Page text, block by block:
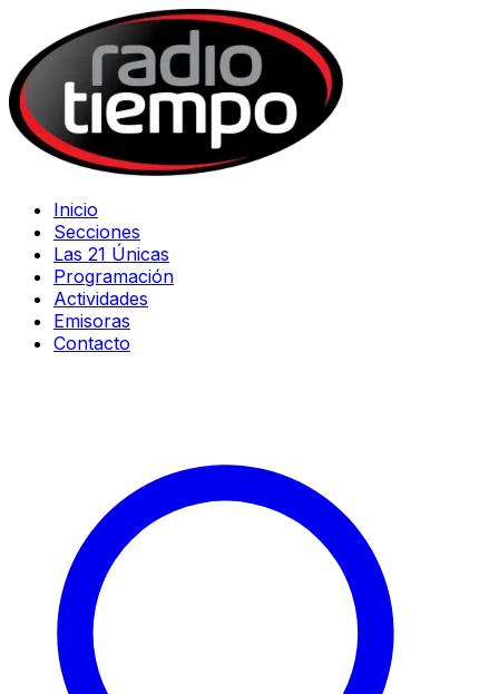
Inicio
Secciones
Las 21 Únicas
Programación
Actividades
Emisoras
Contacto